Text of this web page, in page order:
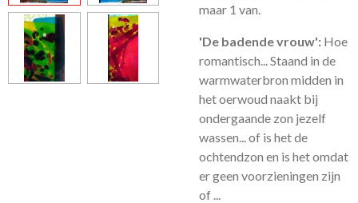
maar 1 van.
'De badende vrouw': Hoe
romantisch... Staand in de
warmwaterbron midden in
het oerwoud naakt bij
ondergaande zon jezelf
wassen... of is het de
ochtendzon en is het omdat
er geen voorzieningen zijn
of ...